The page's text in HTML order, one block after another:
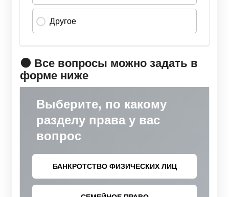
🟠 Все вопросы можно задать в
форме ниже